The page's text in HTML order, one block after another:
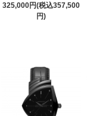
325,000円(税込357,500
円)